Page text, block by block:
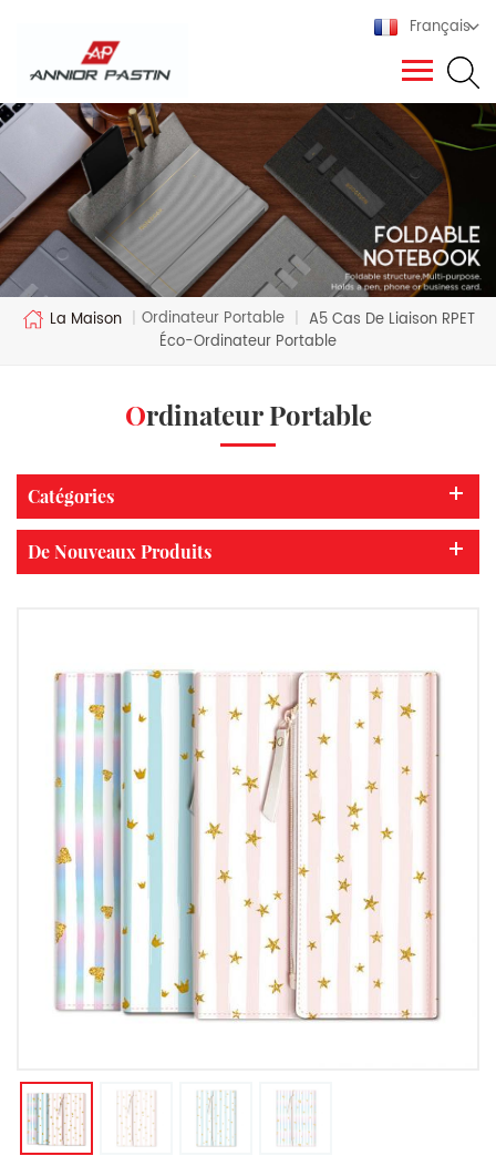
Français
La Maison | Ordinateur Portable | A5 Cas De Liaison RPET
Éco-Ordinateur Portable
Ordinateur Portable
Catégories
De Nouveaux Produits